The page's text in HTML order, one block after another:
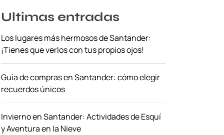
Ultimas entradas
Los lugares más hermosos de Santander:
¡Tienes que verlos con tus propios ojos!
Guía de compras en Santander: cómo elegir
recuerdos únicos
Invierno en Santander: Actividades de Esquí
y Aventura en la Nieve